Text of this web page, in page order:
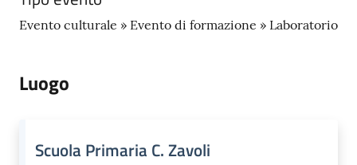
Evento culturale » Evento di formazione » Laboratorio
Luogo
Scuola Primaria C. Zavoli